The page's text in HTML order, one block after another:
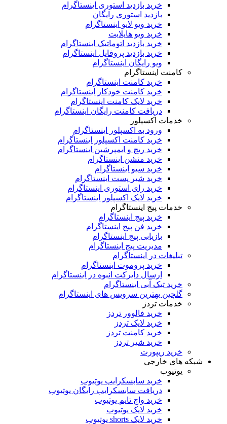
خرید بازدید استوری اینستاگرام
بازدید استوری رایگان
خرید ویو لایو اینستاگرام
خرید ویو هایلایت
خرید بازدید اتوماتیک اینستاگرام
خرید بازدید پروفایل اینستاگرام
ویو رایگان اینستاگرام
کامنت اینستاگرام
خرید کامنت اینستاگرام
خرید کامنت خودکار اینستاگرام
خرید لایک کامنت اینستاگرام
دریافت کامنت رایگان اینستاگرام
خدمات اکسپلور
ورود به اکسپلور اینستاگرام
خرید کامنت اکسپلور اینستاگرام
خرید ریچ و ایمپرشین اینستاگرام
خرید منشن اینستاگرام
خرید سیو اینستاگرام
خرید شیر پست اینستاگرام
خرید رای استوری اینستاگرام
خرید لایک اکسپلور اینستاگرام
خدمات پیج اینستاگرام
خرید پیج اینستاگرام
خرید فن پیج اینستاگرام
بازیابی پیج اینستاگرام
مدیریت پیج اینستاگرام
تبلیغات در اینستاگرام
خرید پروموت اینستاگرام
ارسال دایرکت انبوه در اینستاگرام
خرید تیک آبی اینستاگرام
گلچین بهترین سرویس های اینستاگرام
خدمات تردز
خرید فالوور تردز
خرید لایک تردز
خرید کامنت تردز
خرید شیر تردز
خرید ریپورت
شبکه های خارجی
یوتیوب
خرید سابسکرایب یوتیوب
دریافت سابسکرایب رایگان یوتیوب
خرید واچ تایم یوتیوب
خرید لایک یوتیوب
خرید لایک shorts یوتیوب